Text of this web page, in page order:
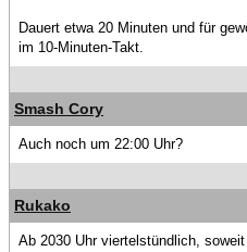
Dauert etwa 20 Minuten und für
im 10-Minuten-Takt.
Smash Cory
Auch noch um 22:00 Uhr?
Rukako
Ab 2030 Uhr viertelstündlich,